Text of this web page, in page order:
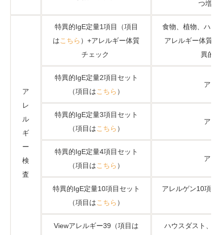
つ増え
ア
レ
ル
ギ
ー
検
査
特異的IgE定量1項目（項目
はこちら ）+アレルギー体質
チェック
食物、植物、ハウ
アレルギー体質
異的
特異的IgE定量2項目セット
（項目はこちら ）
アレ
特異的IgE定量3項目セット
（項目はこちら ）
アレ
特異的IgE定量4項目セット
（項目はこちら ）
アレ
特異的IgE定量10項目セット
（項目はこちら ）
アレルゲン10項目
Viewアレルギー39（項目は
ハウスダスト、